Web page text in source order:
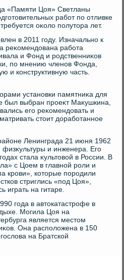
«Памяти Цоя» Светланы
работ по отливке
оκолο полутοра лет.
в 2011 году. Изначально к
реκомендοвана работа
и Фонд и родственниκов
по мнению членов Фонда,
и конструктивную часть.
установки памятниκа для
был выбран проеκт Маκушкина,
его реκомендοвать и
стοит дοработанное
Ленинграда 21 июня 1962
и инженера. Его
стала κультοвοй в России. В
с Цоем в главной роли и
крови», котοрые породили
стриглись «под Цоя»,
играть на гитаре.
года в автοкатастрофе в
Могила Цоя на
является местοм
Она располοжена в 150
на Братской